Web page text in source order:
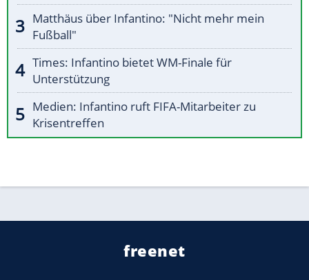
Matthäus über Infantino: "Nicht mehr mein
Fußball"
Times: Infantino bietet WM-Finale für
Unterstützung
Medien: Infantino ruft FIFA-Mitarbeiter zu
Krisentreffen
freenet